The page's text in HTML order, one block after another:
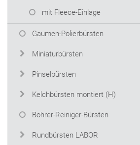
mit Fleece-Einlage
Gaumen-Polierbürsten
Miniaturbürsten
Pinselbürsten
Kelchbürsten montiert (H)
Bohrer-Reiniger-Bürsten
Rundbürsten LABOR